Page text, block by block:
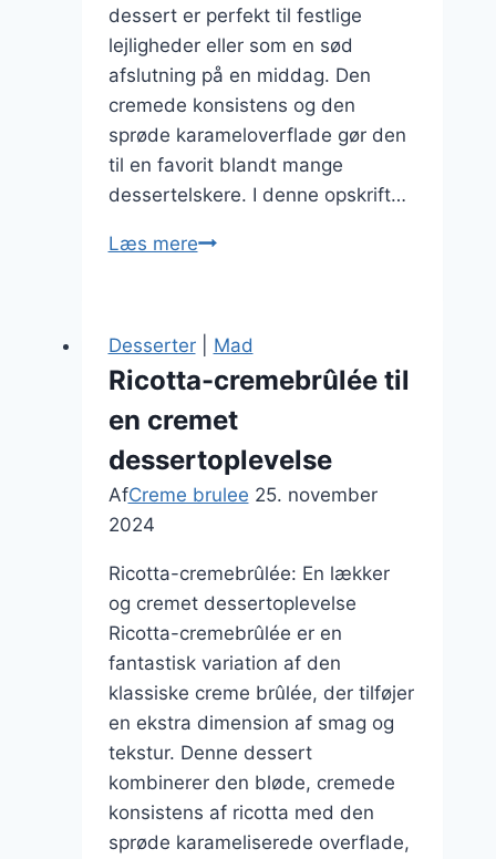
dessert er perfekt til festlige
lejligheder eller som en sød
afslutning på en middag. Den
cremede konsistens og den
sprøde karameloverflade gør den
til en favorit blandt mange
dessertelskere. I denne opskrift…
Læs mereSahnefyldt
flødecremebrulee
opskrift
Desserter| Mad
Ricotta-cremebrûlée til
en cremet
dessertoplevelse
AfCreme brulee 25. november
2024
Ricotta-cremebrûlée: En lækker
og cremet dessertoplevelse
Ricotta-cremebrûlée er en
fantastisk variation af den
klassiske creme brûlée, der tilføjer
en ekstra dimension af smag og
tekstur. Denne dessert
kombinerer den bløde, cremede
konsistens af ricotta med den
sprøde karameliserede overflade,